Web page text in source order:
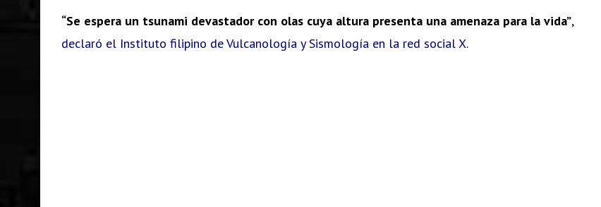
“Se espera un tsunami devastador con olas cuya altura presenta una amenaza para la vida”,
declaró el Instituto filipino de Vulcanología y Sismología en la red social X.